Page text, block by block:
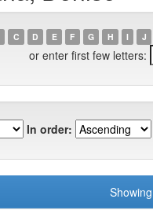
C D E F G H I J
or enter first few letters:
In order: